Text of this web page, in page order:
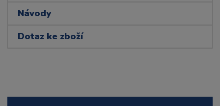
Návody
Dotaz ke zboží